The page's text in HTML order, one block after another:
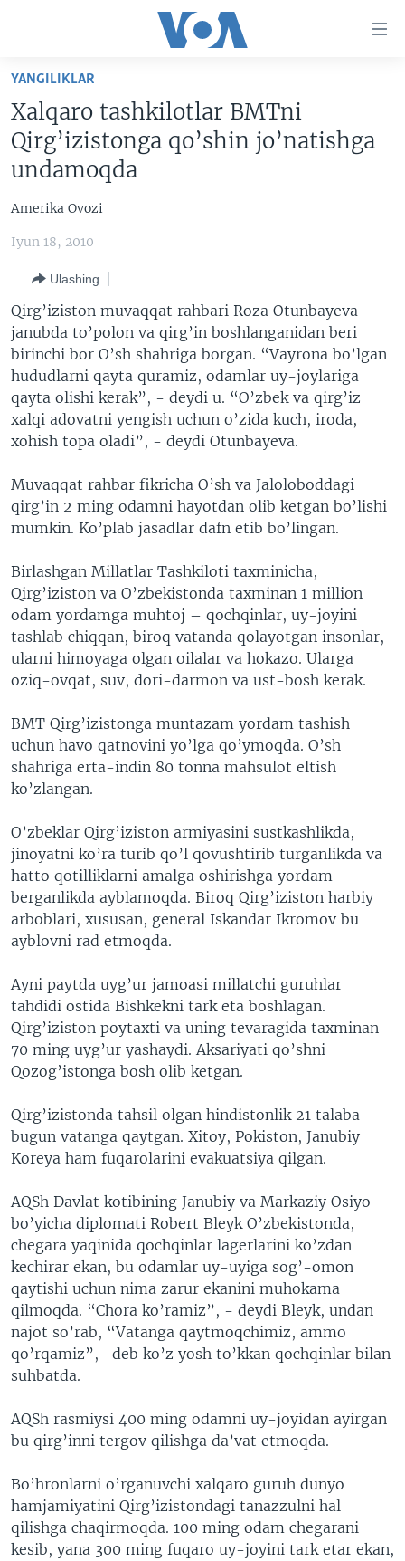
Boshiga
qayting
Qidiruvga
o'ting
AMERIKA
MARKAZIY OSIYO
AMERIKA MANZARALARI
XALQARO HAYOT
VASHINGTON CHOYXONASI
MOBIL-SALOM!
VIDEO
XABARLAR SURATLARDA
IJTIMOIY TARMOQLAR
FACEBOOK
YOUTUBE
INSTAGRAM
ODNOKLASSNIKI
TELEGRAM
TWITTER
SOUNDCLOUD
INGLIZ TILI DARSLARI
EDITORIAL
Learning English
VOA
YANGILIKLAR
Xalqaro tashkilotlar BMTni
Qirg’izistonga qo’shin jo’natishga
undamoqda
Amerika Ovozi
Iyun 18, 2010
Ulashing
Qirg’iziston muvaqqat rahbari Roza Otunbayeva
janubda to’polon va qirg’in boshlanganidan beri
birinchi bor O’sh shahriga borgan. “Vayrona bo’lgan
hududlarni qayta quramiz, odamlar uy-joylariga
qayta olishi kerak”, - deydi u. “O’zbek va qirg’iz
xalqi adovatni yengish uchun o’zida kuch, iroda,
xohish topa oladi”, - deydi Otunbayeva.
Muvaqqat rahbar fikricha O’sh va Jaloloboddagi
qirg’in 2 ming odamni hayotdan olib ketgan bo’lishi
mumkin. Ko’plab jasadlar dafn etib bo’lingan.
Birlashgan Millatlar Tashkiloti taxminicha,
Qirg’iziston va O’zbekistonda taxminan 1 million
odam yordamga muhtoj – qochqinlar, uy-joyini
tashlab chiqqan, biroq vatanda qolayotgan insonlar,
ularni himoyaga olgan oilalar va hokazo. Ularga
oziq-ovqat, suv, dori-darmon va ust-bosh kerak.
BMT Qirg’izistonga muntazam yordam tashish
uchun havo qatnovini yo’lga qo’ymoqda. O’sh
shahriga erta-indin 80 tonna mahsulot eltish
ko’zlangan.
O’zbeklar Qirg’iziston armiyasini sustkashlikda,
jinoyatni ko’ra turib qo’l qovushtirib turganlikda va
hatto qotilliklarni amalga oshirishga yordam
berganlikda ayblamoqda. Biroq Qirg’iziston harbiy
arboblari, xususan, general Iskandar Ikromov bu
ayblovni rad etmoqda.
Ayni paytda uyg’ur jamoasi millatchi guruhlar
tahdidi ostida Bishkekni tark eta boshlagan.
Qirg’iziston poytaxti va uning tevaragida taxminan
70 ming uyg’ur yashaydi. Aksariyati qo’shni
Qozog’istonga bosh olib ketgan.
Qirg’izistonda tahsil olgan hindistonlik 21 talaba
bugun vatanga qaytgan. Xitoy, Pokiston, Janubiy
Koreya ham fuqarolarini evakuatsiya qilgan.
AQSh Davlat kotibining Janubiy va Markaziy Osiyo
bo’yicha diplomati Robert Bleyk O’zbekistonda,
chegara yaqinida qochqinlar lagerlarini ko’zdan
kechirar ekan, bu odamlar uy-uyiga sog’-omon
qaytishi uchun nima zarur ekanini muhokama
qilmoqda. “Chora ko’ramiz”, - deydi Bleyk, undan
najot so’rab, “Vatanga qaytmoqchimiz, ammo
qo’rqamiz”,- deb ko’z yosh to’kkan qochqinlar bilan
suhbatda.
AQSh rasmiysi 400 ming odamni uy-joyidan ayirgan
bu qirg’inni tergov qilishga da’vat etmoqda.
Bo’hronlarni o’rganuvchi xalqaro guruh dunyo
hamjamiyatini Qirg’izistondagi tanazzulni hal
qilishga chaqirmoqda. 100 ming odam chegarani
kesib, yana 300 ming fuqaro uy-joyini tark etar ekan,